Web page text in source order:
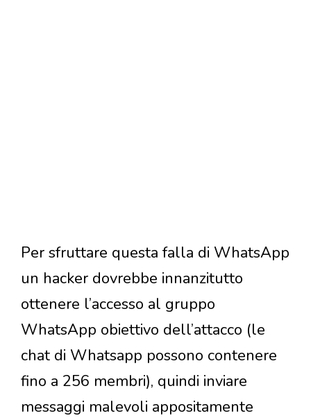
Per sfruttare questa falla di WhatsApp
un hacker dovrebbe innanzitutto
ottenere l’accesso al gruppo
WhatsApp obiettivo dell’attacco (le
chat di Whatsapp possono contenere
fino a 256 membri), quindi inviare
messaggi malevoli appositamente